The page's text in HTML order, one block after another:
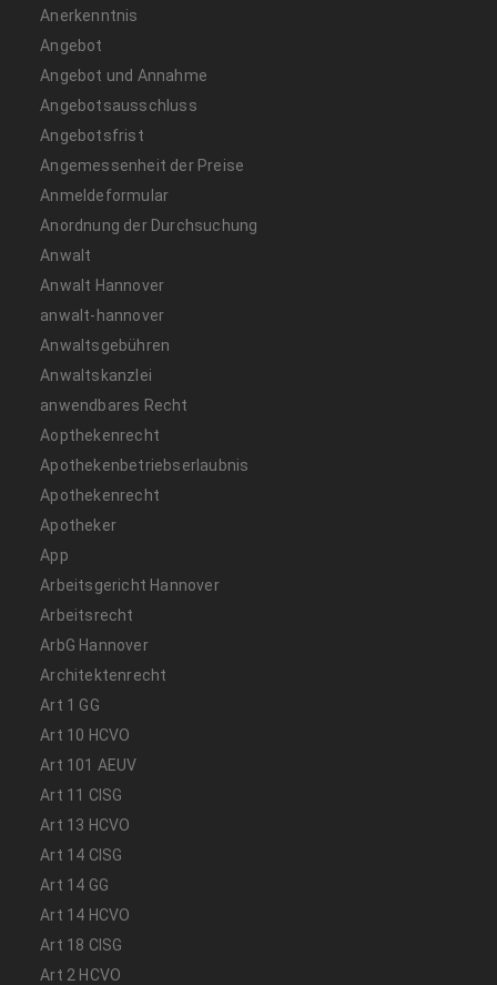
Anerkenntnis
Angebot
Angebot und Annahme
Angebotsausschluss
Angebotsfrist
Angemessenheit der Preise
Anmeldeformular
Anordnung der Durchsuchung
Anwalt
Anwalt Hannover
anwalt-hannover
Anwaltsgebühren
Anwaltskanzlei
anwendbares Recht
Aopthekenrecht
Apothekenbetriebserlaubnis
Apothekenrecht
Apotheker
App
Arbeitsgericht Hannover
Arbeitsrecht
ArbG Hannover
Architektenrecht
Art 1 GG
Art 10 HCVO
Art 101 AEUV
Art 11 CISG
Art 13 HCVO
Art 14 CISG
Art 14 GG
Art 14 HCVO
Art 18 CISG
Art 2 HCVO